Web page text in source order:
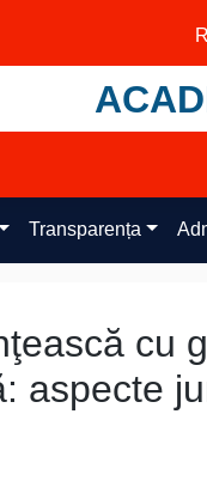
Transparența
cu
aspecte